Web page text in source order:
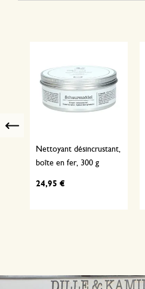
Nettoyant désincrustant,
boîte en fer, 300 g
24,95 €